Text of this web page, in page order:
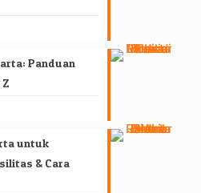
Panduan
untuk
& Cara